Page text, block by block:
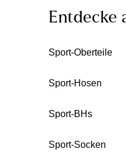
Entdecke
Sport-Oberteile
Sport-Hosen
Sport-BHs
Sport-Socken